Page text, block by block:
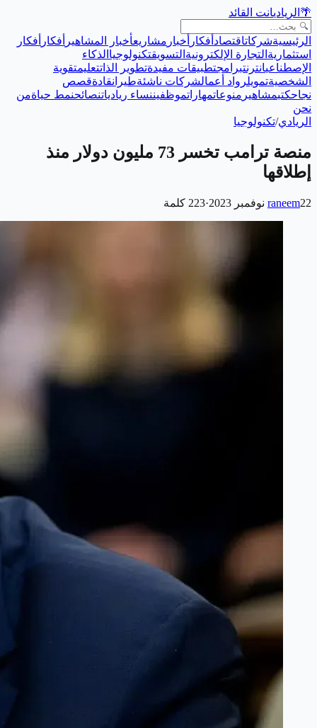
🌴 الرياديانت القائد
الرئيسيةشركاتاقتصاد أفكار أخبار مشاريعأخبار المشاهير أفكار أفكار
استثمارية التجارة الإلكترونية التسويقتكنولوجيا الذكاء
الإصطناعيانترنتبرامجتطبيقات مفيدةتطوير الذاتتعليمتقوية
الشخصيةتمويلرواد أعمالشركات ناشئةطيرانقادةقصص
نجاحكتبمشاهير منوعاتمهاراتموظفيننساء ريادياتنصائحنمط حياةمن
نحن
الريادي/تكنولوجيا
منصة ترامب تخسر 73 مليون دولار منذ
إطلاقها
raneem22 نوفمبر 2023 ·
223 كلمة